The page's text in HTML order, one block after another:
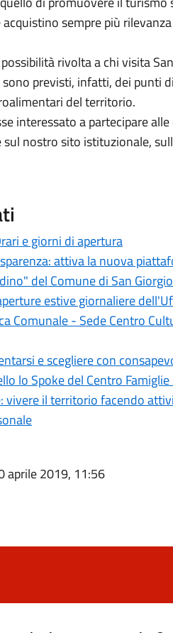
sempre più
rivolta a chi visita
previsti, infatti, dei punti
del territorio.
interessato a partecipare
nostro sito istituzionale,
e giorni di apertura
attiva la nuova
del Comune di San
estive giornaliere
Comunale - Sede Centro
e scegliere con
lo Spoke del Centro Famiglie
vivere il territorio facendo
aprile 2019, 11:56